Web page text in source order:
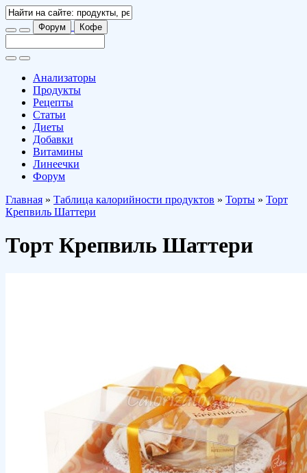
Форум Кофе
Анализаторы
Продукты
Рецепты
Статьи
Диеты
Добавки
Витамины
Линеечки
Форум
Главная » Таблица калорийности продуктов » Торты » Торт
Крепвиль Шаттери
Торт Крепвиль Шаттери